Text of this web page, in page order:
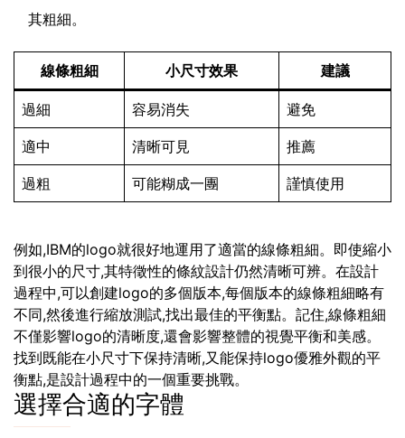
其粗細。
線條粗細 小尺寸效果 建議
過細 容易消失 避免
適中 清晰可見 推薦
過粗 可能糊成一團 謹慎使用
例如,IBM的logo就很好地運用了適當的線條粗細。即使縮小
到很小的尺寸,其特徵性的條紋設計仍然清晰可辨。在設計
過程中,可以創建logo的多個版本,每個版本的線條粗細略有
不同,然後進行縮放測試,找出最佳的平衡點。記住,線條粗細
不僅影響logo的清晰度,還會影響整體的視覺平衡和美感。
找到既能在小尺寸下保持清晰,又能保持logo優雅外觀的平
衡點,是設計過程中的一個重要挑戰。
選擇合適的字體